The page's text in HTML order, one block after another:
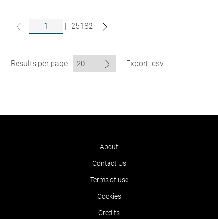
| 25182
Results per page Export .csv
About
Contact Us
Terms of use
Cookies
Credits